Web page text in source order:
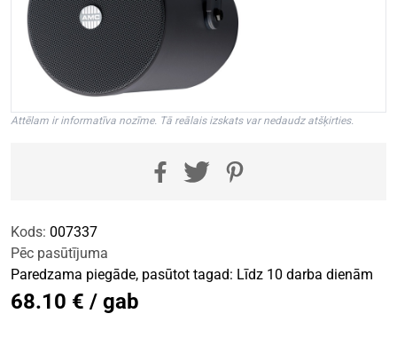
Attēlam ir informatīva nozīme. Tā reālais izskats var nedaudz atšķirties.
Kods: 007337
Pēc pasūtījuma
Paredzama piegāde, pasūtot tagad: Līdz 10 darba dienām
68.10 € / gab